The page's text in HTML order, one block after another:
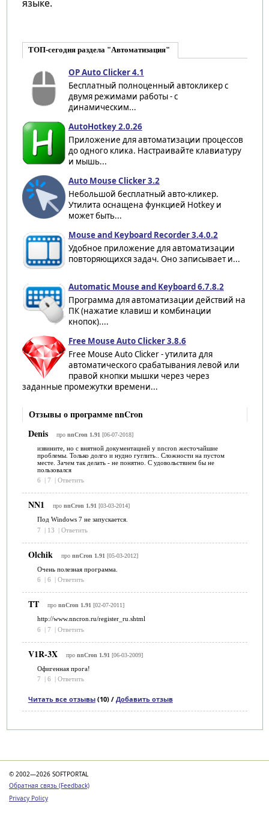
языке.
ТОП-сегодня раздела "Автоматизация"
OP Auto Clicker 4.1
Бесплатный полноценный автокликер с
двумя режимами работы - с
динамическим...
AutoHotkey 2.0.26
Приложение для автоматизации процессов
до одного клика. Настраивайте клавиатуру
и мышь...
Auto Mouse Clicker 3.2
Небольшой бесплатный авто-кликер.
Утилита оснащена функцией Hotkey и
может быть...
Mouse and Keyboard Recorder 3.4.0.2
Удобное приложение для автоматизации
повторяющихся задач. Оно записывает и...
Automatic Mouse and Keyboard 6.7.8.2
Программа для автоматизации действий на
ПК (нажатие клавиш и комбинации
кнопок)....
Free Mouse Auto Clicker 3.8.6
Free Mouse Auto Clicker - утилита для
автоматического срабатывания левой или
правой кнопки мышки через через
заданные промежутки времени...
Отзывы о программе nnCron
Denis
про nnCron 1.91 [06-07-2018]
извините, но с внятной документацией у nncron жесточайшие
проблемы. Только долго и нудно гуглить.. Сложности на пустом
месте. Зачем так делать - не понятно. С удовольствием бы не
пользовался
6
7 Ответить
NN1 про nnCron 1.91[03-03-2014]
Под Windows 7 не запускается.
7
| 13 | Ответить
Olchik про nnCron 1.91 [05-03-2012]
Очень полезная программа.
6
6 Ответить
TT про nnCron 1.91[02-07-2011]
http://www.nncron.ru/register_ru.shtml
6
| 7 | Ответить
V1R-3X про nnCron 1.91 [06-03-2009]
Офигенная прога!
7
6 Ответить
Читать все отзывы(10) / Добавить отзыв
© 2002—2026 SOFTPORTAL
Обратная связь (Feedback)
Privacy Policy